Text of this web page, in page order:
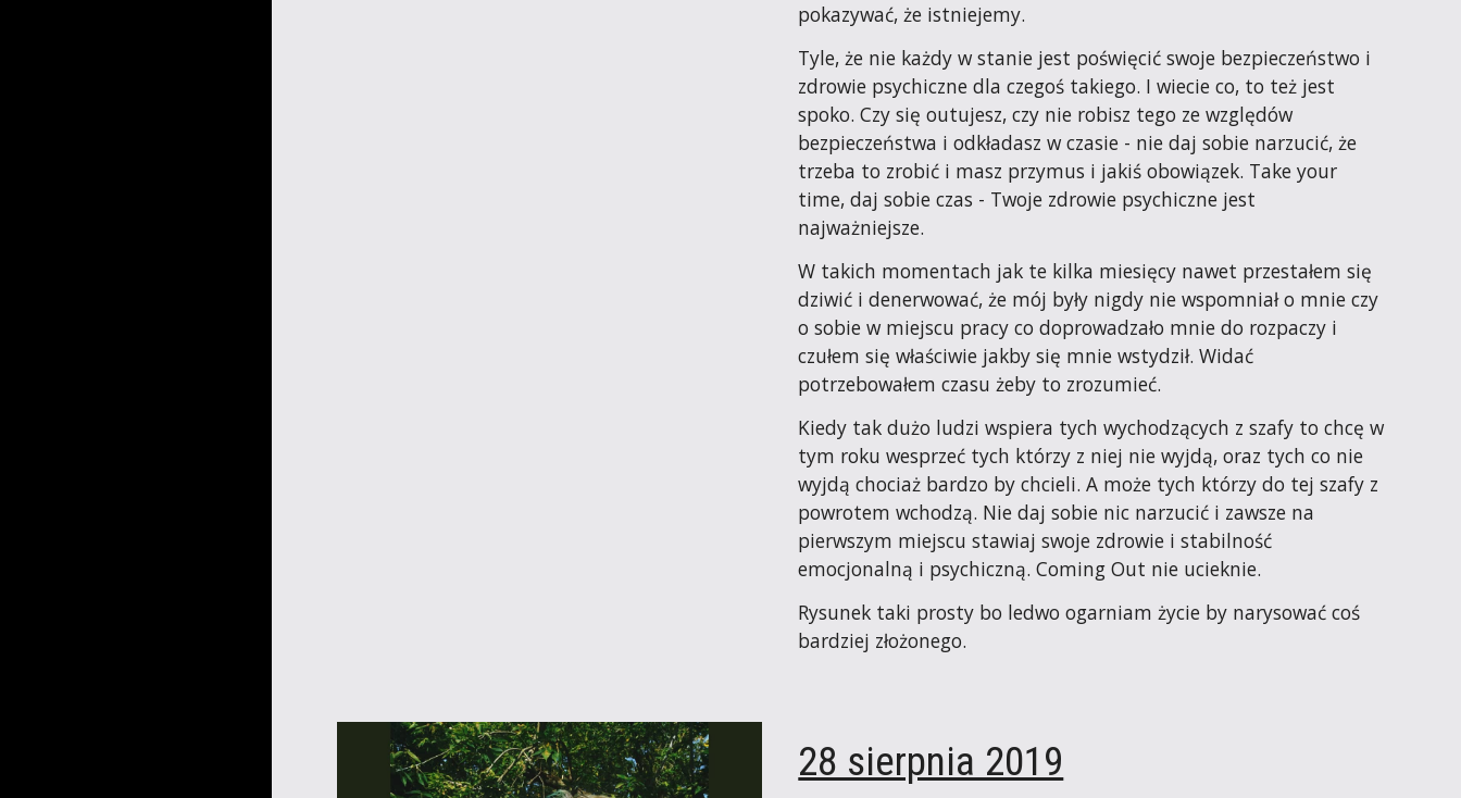
pokazywać, że istniejemy.
Tyle, że nie każdy w stanie jest poświęcić swoje bezpieczeństwo i
zdrowie psychiczne dla czegoś takiego. I wiecie co, to też jest
spoko. Czy się outujesz, czy nie robisz tego ze względów
bezpieczeństwa i odkładasz w czasie - nie daj sobie narzucić, że
trzeba to zrobić i masz przymus i jakiś obowiązek. Take your
time, daj sobie czas - Twoje zdrowie psychiczne jest
najważniejsze.
W takich momentach jak te kilka miesięcy nawet przestałem się
dziwić i denerwować, że mój były nigdy nie wspomniał o mnie czy
o sobie w miejscu pracy co doprowadzało mnie do rozpaczy i
czułem się właściwie jakby się mnie wstydził. Widać
potrzebowałem czasu żeby to zrozumieć.
Kiedy tak dużo ludzi wspiera tych wychodzących z szafy to chcę w
tym roku wesprzeć tych którzy z niej nie wyjdą, oraz tych co nie
wyjdą chociaż bardzo by chcieli. A może tych którzy do tej szafy z
powrotem wchodzą. Nie daj sobie nic narzucić i zawsze na
pierwszym miejscu stawiaj swoje zdrowie i stabilność
emocjonalną i psychiczną. Coming Out nie ucieknie.
Rysunek taki prosty bo ledwo ogarniam życie by narysować coś
bardziej złożonego.
28 sierpnia 2019